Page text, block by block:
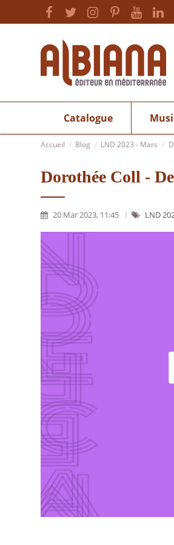
Catalogue
Accueil Blog LND 2023 - Mars
Dorothée Coll -
20 Mar 2023, 11:45 LND